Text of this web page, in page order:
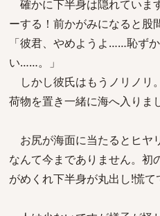
確かに下半身は隠れていま
ーする！前かがみになると股
「彼君、やめようよ……恥ず
い……。」
しかし彼氏はもうノリノリ
荷物を置き一緒に海へ入りま
お尻が海面に当たるとヒヤ
なんて今までありません。初
がめくれ下半身が丸出し!慌て